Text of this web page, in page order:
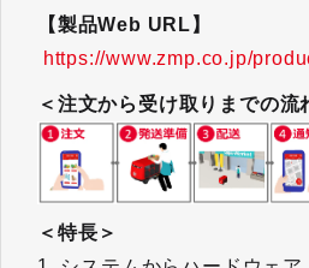
【製品Web URL】
https://www.zmp.co.jp/
＜注文から受け取りまでの流
＜特長＞